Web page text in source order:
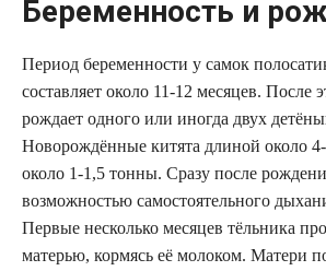
Беременность и
Период беременности у самок
составляет около 11-12 месяцев. После
рождает одного или иногда двух
Новорождённые китята длиной около
около 1-1,5 тонны. Сразу после
возможностью самостоятельного
Первые несколько месяцев тёльника
матерью, кормясь её молоком. Матери